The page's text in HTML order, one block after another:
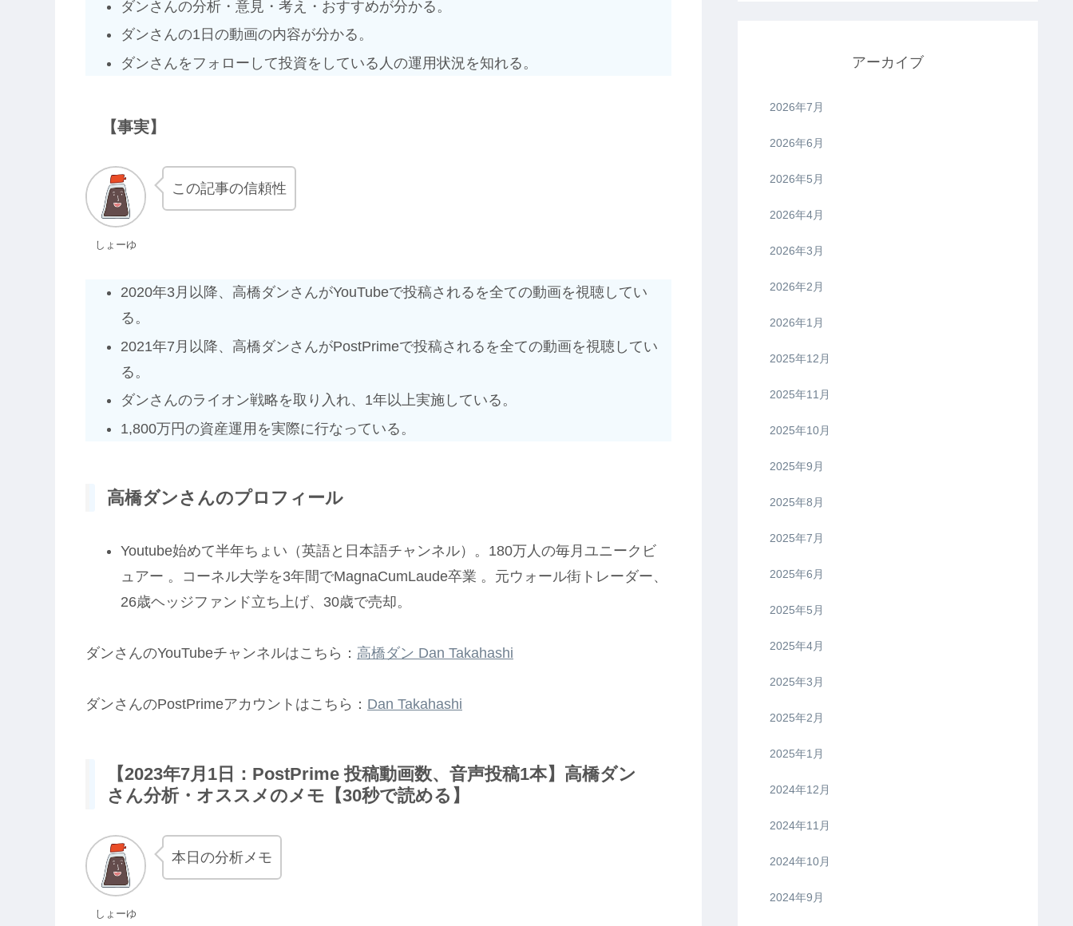
ダンさんの分析・意見・考え・おすすめが分かる。
ダンさんの1日の動画の内容が分かる。
ダンさんをフォローして投資をしている人の運用状況を知れる。
【事実】
しょーゆ
この記事の信頼性
2020年3月以降、高橋ダンさんがYouTubeで投稿されるを全ての動画を視聴してい
る。
2021年7月以降、高橋ダンさんがPostPrimeで投稿されるを全ての動画を視聴してい
る。
ダンさんのライオン戦略を取り入れ、1年以上実施している。
1,800万円の資産運用を実際に行なっている。
高橋ダンさんのプロフィール
Youtube始めて半年ちょい（英語と日本語チャンネル）。180万人の毎月ユニークビ
ュアー 。コーネル大学を3年間でMagnaCumLaude卒業 。元ウォール街トレーダー、
26歳ヘッジファンド立ち上げ、30歳で売却。
ダンさんのYouTubeチャンネルはこちら： 高橋ダン Dan Takahashi
ダンさんのPostPrimeアカウントはこちら： Dan Takahashi
【2023年7月1日：PostPrime 投稿動画数、音声投稿1本】高橋ダン
さん分析・オススメのメモ【30秒で読める】
しょーゆ
本日の分析メモ
アーカイブ
2026年7月
2026年6月
2026年5月
2026年4月
2026年3月
2026年2月
2026年1月
2025年12月
2025年11月
2025年10月
2025年9月
2025年8月
2025年7月
2025年6月
2025年5月
2025年4月
2025年3月
2025年2月
2025年1月
2024年12月
2024年11月
2024年10月
2024年9月